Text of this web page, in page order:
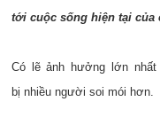
tới cuộc sống hiện tại của
Có lẽ ảnh hưởng lớn
bị nhiều người soi mói hơn.